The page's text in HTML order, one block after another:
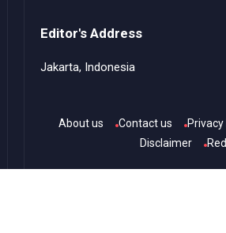
Editor's Address
Jakarta, Indonesia
About us Contact us Privacy
Disclaimer